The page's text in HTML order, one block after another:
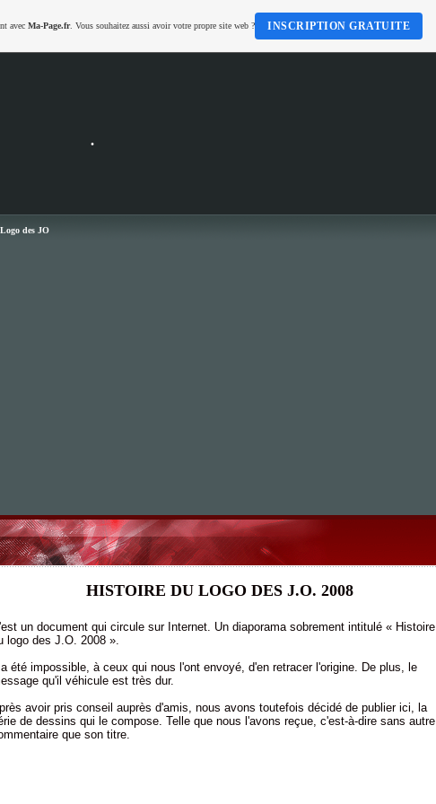
.
Logo des JO
HISTOIRE DU LOGO DES J.O. 2008
un document qui circule sur Internet. Un diaporama sobrement intitulé « Histoire
logo des J.O. 2008 ».
a été impossible, à ceux qui nous l'ont envoyé, d'en retracer l'origine. De plus, le
qu'il véhicule est très dur.
avoir pris conseil auprès d'amis, nous avons toutefois décidé de publier ici, la
de dessins qui le compose. Telle que nous l'avons reçue, c'est-à-dire sans autre
que son titre.
avec Ma-Page.fr. Vous souhaitez aussi avoir votre propre site web ? INSCRIPTION GRATUITE